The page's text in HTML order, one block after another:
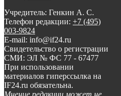
Учредитель: Генкин А. С.
Телефон редакции: +7 (495)
003-9824
E-mail: info@if24.ru
Свидетельство о регистрации
СМИ: ЭЛ № ФС 77 - 67477
При использовании
материалов гиперссылка на
IF24.ru обязательна.
Мнение редакции может не